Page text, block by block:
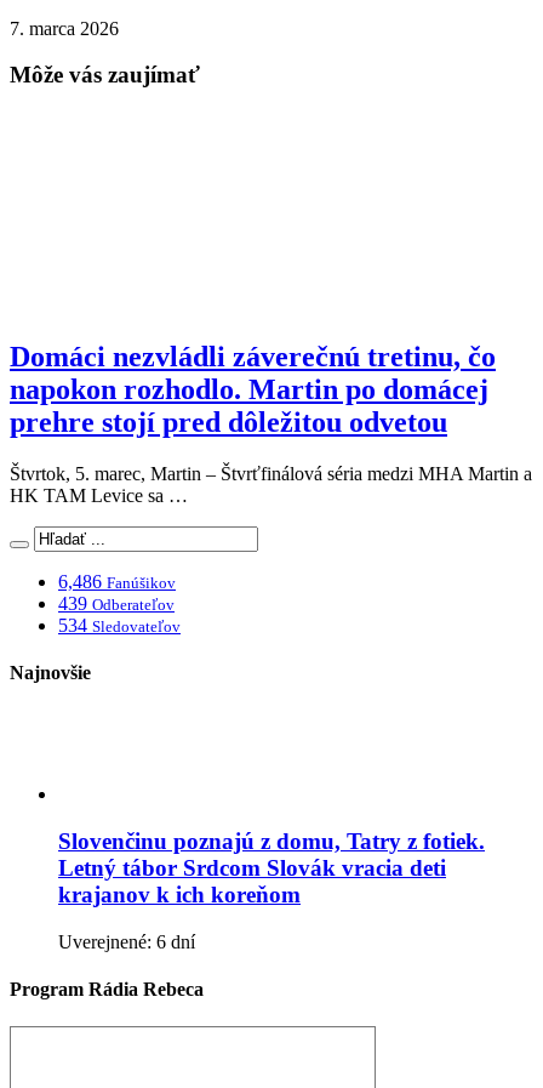
7. marca 2026
Môže vás zaujímať
Domáci nezvládli záverečnú tretinu, čo
napokon rozhodlo. Martin po domácej
prehre stojí pred dôležitou odvetou
Štvrtok, 5. marec, Martin – Štvrťfinálová séria medzi MHA Martin a
HK TAM Levice sa …
6,486 Fanúšikov
439 Odberateľov
534 Sledovateľov
Najnovšie
Slovenčinu poznajú z domu, Tatry z fotiek.
Letný tábor Srdcom Slovák vracia deti
krajanov k ich koreňom
Uverejnené: 6 dní
Program Rádia Rebeca